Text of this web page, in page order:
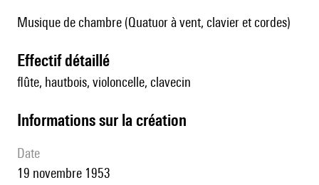
Musique de chambre (Quatuor à vent, clavier et cordes)
effectif détaillé
flûte, hautbois, violoncelle, clavecin
informations sur la création
date
19 novembre 1953